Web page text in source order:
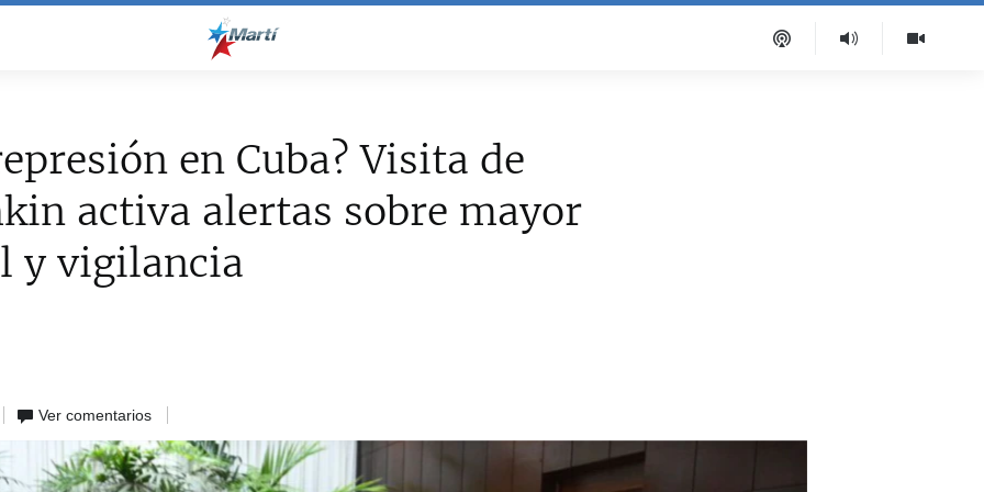
en Cuba? Visita de
activa alertas sobre mayor
y vigilancia
Ver comentarios